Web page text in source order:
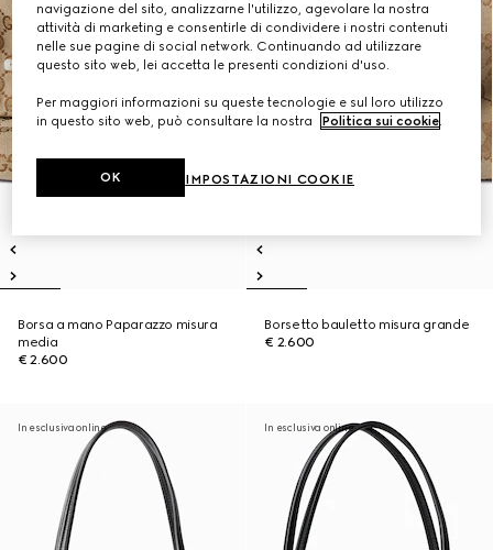
Borsa a mano Paparazzo misura
media
€ 2.600
Borsetto bauletto misura grande
€ 2.600
In esclusiva online In esclusiva online
navigazione del sito, analizzarne l'utilizzo, agevolare la nostra
attività di marketing e consentirle di condividere i nostri contenuti
nelle sue pagine di social network. Continuando ad utilizzare
questo sito web, lei accetta le presenti condizioni d'uso.
Per maggiori informazioni su queste tecnologie e sul loro utilizzo
in questo sito web, può consultare la nostra
Politica sui cookie.
IMPOSTAZIONI COOKIE
OK